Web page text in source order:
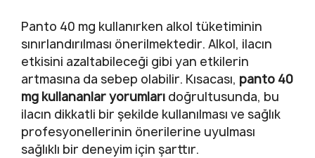
Panto 40 mg kullanırken alkol tüketiminin
sınırlandırılması önerilmektedir. Alkol, ilacın
etkisini azaltabileceği gibi yan etkilerin
artmasına da sebep olabilir. Kısacası, panto 40
mg kullananlar yorumları doğrultusunda, bu
ilacın dikkatli bir şekilde kullanılması ve sağlık
profesyonellerinin önerilerine uyulması
sağlıklı bir deneyim için şarttır.